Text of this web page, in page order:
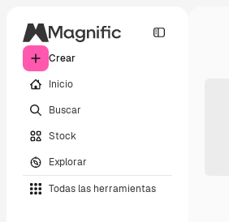
Crear
Inicio
Buscar
Stock
Explorar
Todas las herramientas